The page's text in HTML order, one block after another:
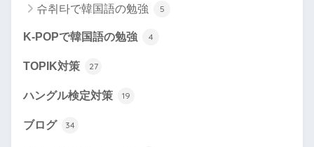
슈취타で韓国語の勉強 5
K-POPで韓国語の勉強 4
TOPIK対策 27
ハングル検定対策 19
ブログ 34